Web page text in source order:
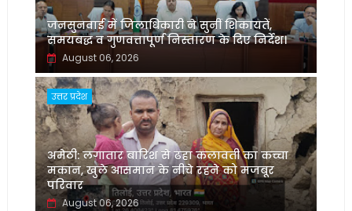
जनसुनवाई में जिलाधिकारी ने सुनीं शिकायतें,
समयबद्ध व गुणवत्तापूर्ण निस्तारण के दिए निर्देश।
August 06, 2026
उत्तर प्रदेश
अमेठी: लगातार बारिश से ढहा कलावती का कच्चा
मकान, खुले आसमान के नीचे रहने को मजबूर
परिवार
August 06, 2026